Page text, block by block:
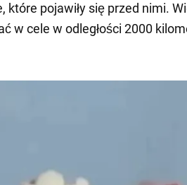
które pojawiły się przed nimi.
w cele w odległości 2000